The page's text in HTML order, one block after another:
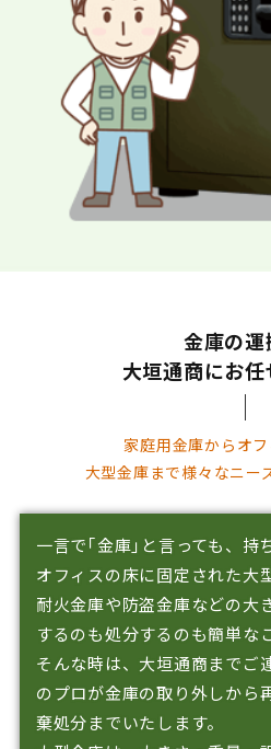
金庫の運
大垣通商にお
家庭用金庫からオ
大型金庫まで様々なニー
一言で｢金庫｣と言っても、持
オフィスの床に固定された大
耐火金庫や防盗金庫などの大
するのも処分するのも簡単な
そんな時は、大垣通商までご
のプロが金庫の取り外しから
棄処分までいたします。